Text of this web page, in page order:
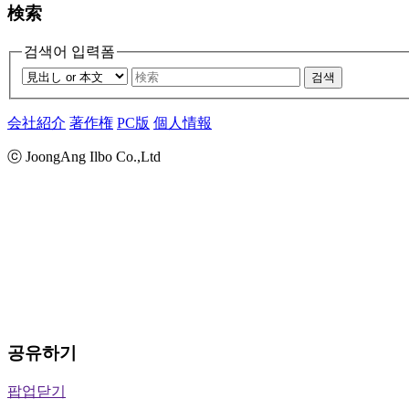
検索
검색어 입력폼
검색
会社紹介 著作権 PC版 個人情報
ⓒ JoongAng Ilbo Co.,Ltd
공유하기
팝업닫기